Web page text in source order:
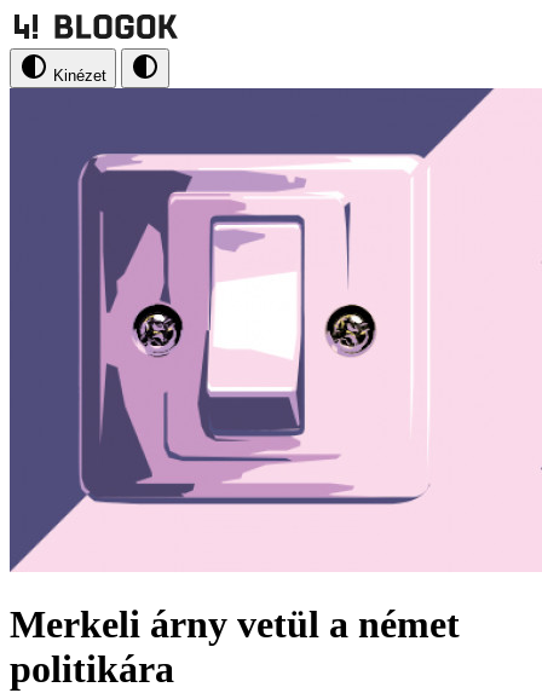
Kinézet
Merkeli árny vetül a német
politikára